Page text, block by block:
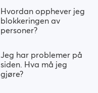
Hvordan opphever jeg
blokkeringen av
personer?
Jeg har problemer på
siden. Hva må jeg
gjøre?